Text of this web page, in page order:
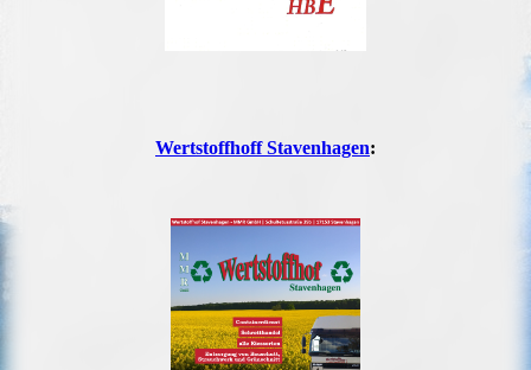
Wertstoffhoff Stavenhagen: